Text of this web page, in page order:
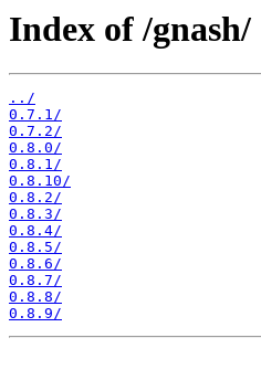
Index of /gnash/
../
0.7.1/
0.7.2/
0.8.0/
0.8.1/
0.8.10/
0.8.2/
0.8.3/
0.8.4/
0.8.5/
0.8.6/
0.8.7/
0.8.8/
0.8.9/